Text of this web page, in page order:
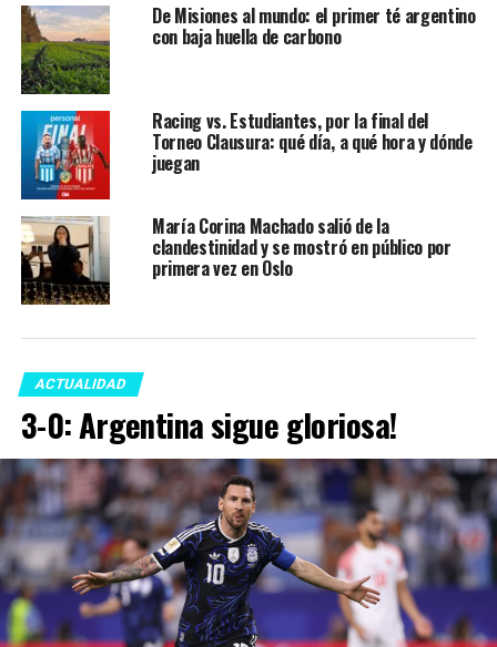
De Misiones al mundo: el primer té argentino
con baja huella de carbono
Racing vs. Estudiantes, por la final del
Torneo Clausura: qué día, a qué hora y dónde
juegan
María Corina Machado salió de la
clandestinidad y se mostró en público por
primera vez en Oslo
ACTUALIDAD
3-0: Argentina sigue gloriosa!